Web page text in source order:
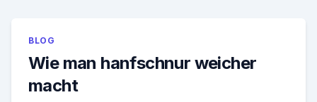
BLOG
Wie man hanfschnur weicher
macht